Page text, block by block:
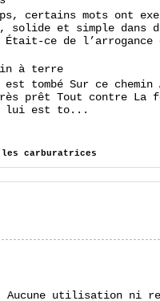
certains mots ont
solide et simple dans
Était-ce de
à terre
tombé Sur ce
prêt Tout contre
lui est to...
carburatrices
Aucune utilisation ni